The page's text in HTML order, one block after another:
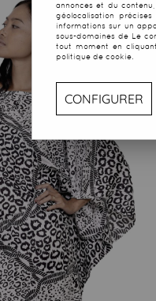
annonces et du
géolocalisation
informations sur un
sous-domaines de Le
tout moment en
politique de cookie.
CONFIGURER